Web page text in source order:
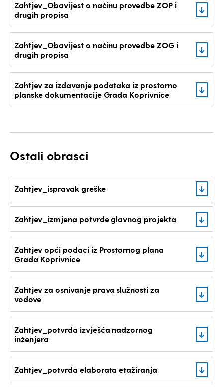
Zahtjev_Obavijest o načinu provedbe ZOP i
drugih propisa
Zahtjev_Obavijest o načinu provedbe ZOG i
drugih propisa
Zahtjev za izdavanje podataka iz prostorno
planske dokumentacije Grada Koprivnice
Ostali obrasci
Zahtjev_ispravak greške
Zahtjev_izmjena potvrde glavnog projekta
Zahtjev opći podaci iz Prostornog plana
Grada Koprivnice
Zahtjev za osnivanje prava služnosti za
vodove
Zahtjev_potvrda izvješća nadzornog
inženjera
Zahtjev_potvrda elaborata etažiranja